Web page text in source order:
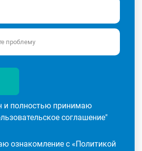
и полностью принимаю
соглашение"
ознакомление с «Политикой